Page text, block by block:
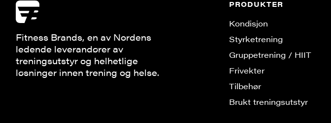
Fitness Brands, en av Nordens
ledende leverandører av
treningsutstyr og helhetlige
løsninger innen trening og helse.
PRODUKTER
Kondisjon
Styrketrening
Gruppe­trening / HIIT
Frivekter
Tilbehør
Brukt treningsutstyr